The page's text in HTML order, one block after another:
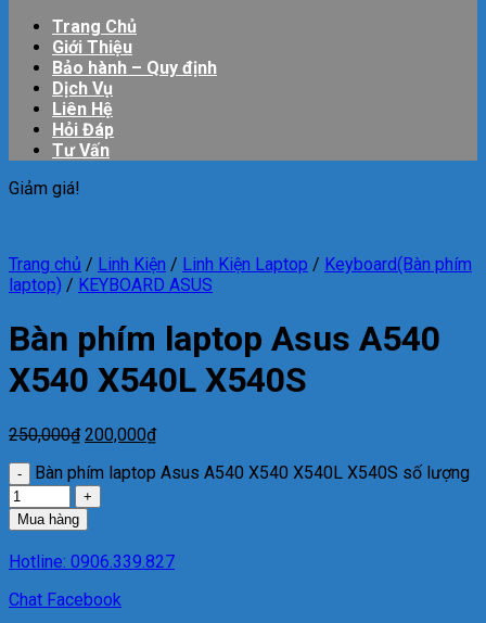
Trang Chủ
Giới Thiệu
Bảo hành – Quy định
Dịch Vụ
Liên Hệ
Hỏi Đáp
Tư Vấn
Giảm giá!
Trang chủ / Linh Kiện / Linh Kiện Laptop / Keyboard(Bàn phím
laptop) / KEYBOARD ASUS
Bàn phím laptop Asus A540
X540 X540L X540S
250,000₫ 200,000₫
Bàn phím laptop Asus A540 X540 X540L X540S số lượng
Mua hàng
Hotline: 0906.339.827
Chat Facebook